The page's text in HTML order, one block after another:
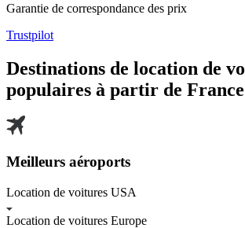
Garantie de correspondance des prix
Trustpilot
Destinations de location de
populaires à partir de France
Meilleurs aéroports
Location de voitures USA
Location de voitures Europe